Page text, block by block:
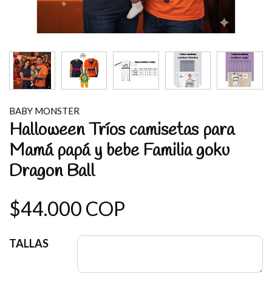
BABY MONSTER
Halloween Tríos camisetas para
Mamá papá y bebe Familia goku
Dragon Ball
$44.000 COP
TALLAS